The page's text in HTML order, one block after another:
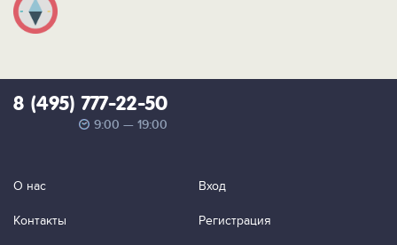
8 (495) 777-22-50
9:00 — 19:00
О нас
Контакты
Вход
Регистрация